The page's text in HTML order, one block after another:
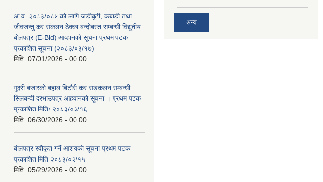
आ.व. २०८३/०८४ को लागि जडीबुटी, कबाडी तथा
जीवजन्तु कर संकलन ठेक्का बन्दोबस्त सम्बन्धी विद्युतीय
बोलपत्र (E-Bid) आव्हानको सूचना प्रथम पटक
प्रकाशित सूचना (२०८३/०३/१७)
मिति: 07/01/2026 - 00:00
गुदरी बजारको बहाल बिटौरी कर सङ्कलन सम्बन्धी
सिलबन्दी दरभाउपत्र आहवानको सूचना । प्रथम पटक
प्रकाशित मितिः २०८३/०३/१६
मिति: 06/30/2026 - 00:00
बोलपत्र स्वीकृत गर्ने आशयको सूचना प्रथम पटक
प्रकाशित मिति २०८३/०२/१५
मिति: 05/29/2026 - 00:00
अन्य